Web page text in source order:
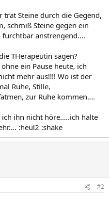
trat Steine durch die Gegend,
schmiß Steine gegen ein
anstrengend....
THerapeutin sagen?
ein Pause heute, ich
mehr aus!!!! Wo ist der
Ruhe, Stille,
zur Ruhe kommen....
ihn nicht höre.....ich halte
:heul2 :shake
#2